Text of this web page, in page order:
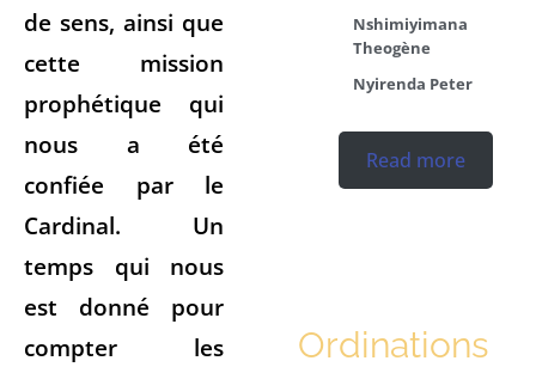
de sens, ainsi que
cette mission
prophétique qui
nous a été
confiée par le
Cardinal. Un
temps qui nous
est donné pour
compter les
Nshimiyimana
Theogène
Nyirenda Peter
Read more
Ordinations